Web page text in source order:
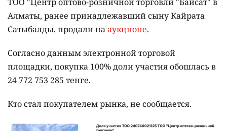
Алматы, ранее принадлежавший сыну Кайрата
Сатыбалды, продали нааукционе.
Согласно данным электронной торговой
площадки, покупка 100% доли участия обошлась в
24 772 753 285 тенге.
Кто стал покупателем рынка, не сообщается.